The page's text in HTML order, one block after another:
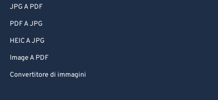
JPG A PDF
PDF A JPG
HEIC A JPG
Image A PDF
Convertitore di immagini